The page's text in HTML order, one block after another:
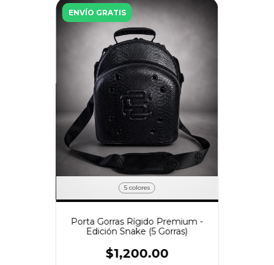
ENVÍO GRATIS
5 colores
Porta Gorras Rígido Premium -
Edición Snake (5 Gorras)
$1,200.00